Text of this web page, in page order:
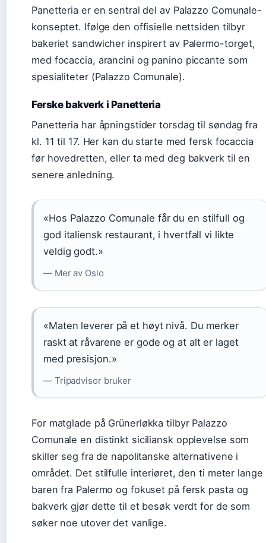
Panetteria er en sentral del av Palazzo Comunale-
konseptet. Ifølge den offisielle nettsiden tilbyr
bakeriet sandwicher inspirert av Palermo-torget,
med focaccia, arancini og panino piccante som
spesialiteter (Palazzo Comunale).
Ferske bakverk i Panetteria
Panetteria har åpningstider torsdag til søndag fra
kl. 11 til 17. Her kan du starte med fersk focaccia
før hovedretten, eller ta med deg bakverk til en
senere anledning.
«Hos Palazzo Comunale får du en stilfull og
god italiensk restaurant, i hvertfall vi likte
veldig godt.»
— Mer av Oslo
«Maten leverer på et høyt nivå. Du merker
raskt at råvarene er gode og at alt er laget
med presisjon.»
— Tripadvisor bruker
For matglade på Grünerløkka tilbyr Palazzo
Comunale en distinkt siciliansk opplevelse som
skiller seg fra de napolitanske alternativene i
området. Det stilfulle interiøret, den ti meter lange
baren fra Palermo og fokuset på fersk pasta og
bakverk gjør dette til et besøk verdt for de som
søker noe utover det vanlige.